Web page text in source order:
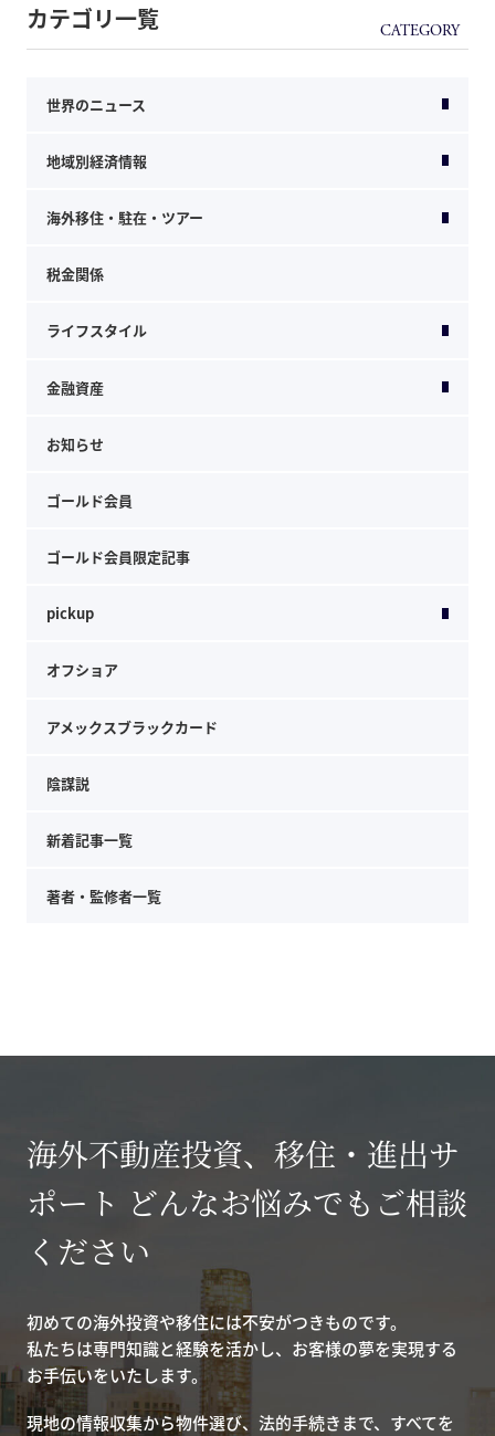
カテゴリ一覧
世界のニュース
地域別経済情報
海外移住・駐在・ツアー
税金関係
ライフスタイル
金融資産
お知らせ
ゴールド会員
ゴールド会員限定記事
pickup
オフショア
アメックスブラックカード
陰謀説
新着記事一覧
著者・監修者一覧
海外不動産投資、移住・進出サ
ポート どんなお悩みでもご相談
ください
初めての海外投資や移住には不安がつきものです。
私たちは専門知識と経験を活かし、お客様の夢を実現する
お手伝いをいたします。
現地の情報収集から物件選び、法的手続きまで、すべてを